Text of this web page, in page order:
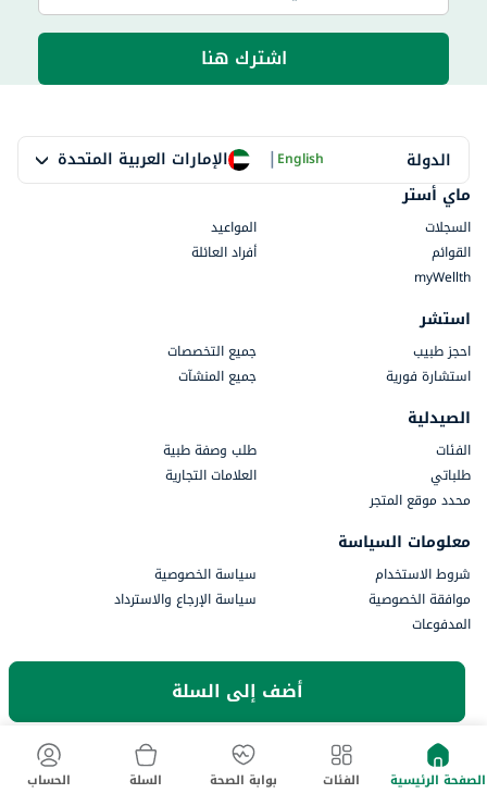
أضف إلى السلة
اشترك هنا
الدولة الإمارات العربية المتحدة |English
ماي أستر
السجلات
المواعيد
القوائم
أفراد العائلة
myWellth
استشر
احجز طبيب
جميع التخصصات
استشارة فورية
جميع المنشآت
الصيدلية
الفئات
طلب وصفة طبية
طلباتي
العلامات التجارية
محدد موقع المتجر
معلومات السياسة
شروط الاستخدام
سياسة الخصوصية
موافقة الخصوصية
سياسة الإرجاع والاسترداد
المدفوعات
الصفحة الرئيسية الفئات بوابة الصحة السلة الحساب